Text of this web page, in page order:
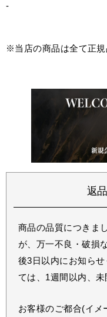
-
※当店の商品は全て正規
返
商品の品質につきま
が、万一不良・破損
後3日以内にお知ら
ては、1週間以内、未
お客様のご都合(イメ